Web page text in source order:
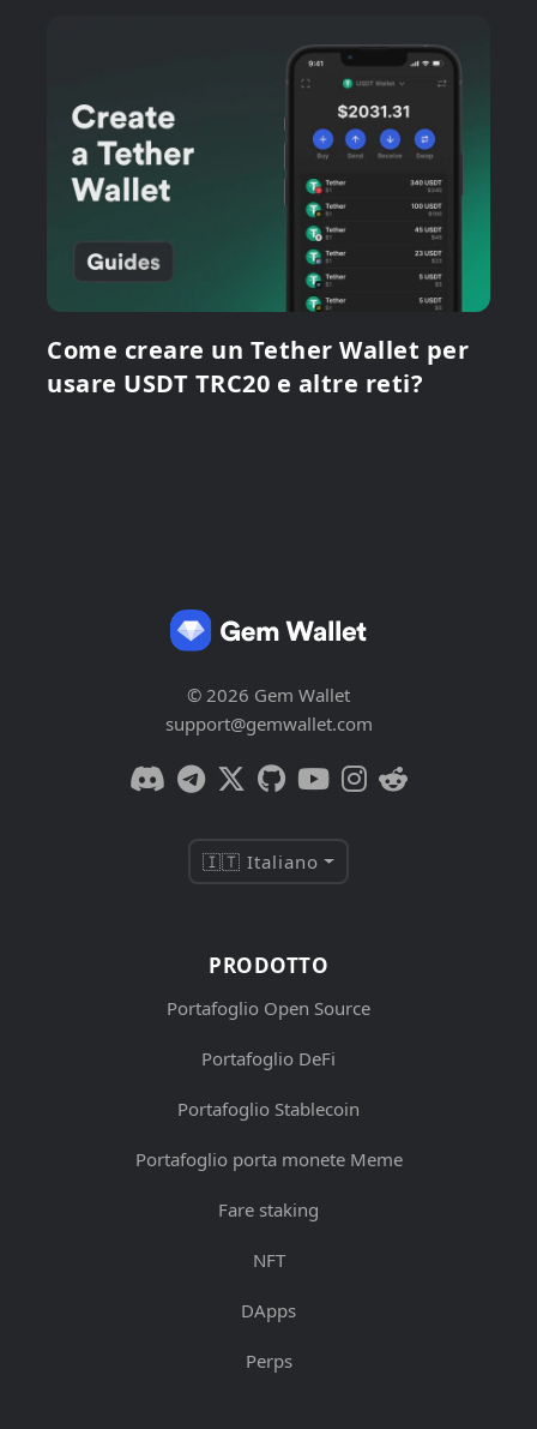
Come creare un Tether Wallet per
usare USDT TRC20 e altre reti?
© 2026 Gem Wallet
support@gemwallet.com
🇮🇹 Italiano
PRODOTTO
Portafoglio Open Source
Portafoglio DeFi
Portafoglio Stablecoin
Portafoglio porta monete Meme
Fare staking
NFT
DApps
Perps